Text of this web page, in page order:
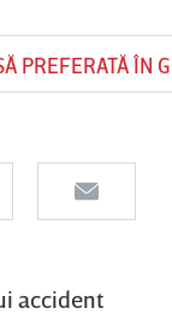
PREFERATĂ ÎN
accident